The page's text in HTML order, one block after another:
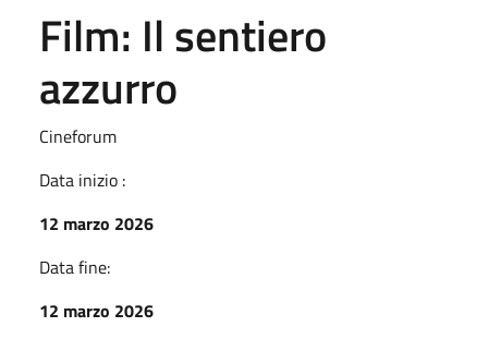
Film: Il sentiero
azzurro
Cineforum
Data inizio :
12 marzo 2026
Data fine:
12 marzo 2026